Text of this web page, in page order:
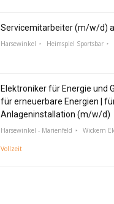
Servicemitarbeiter (m/w/d)
Harsewinkel Heimspiel Sportsbar
Elektroniker für Energie und
für erneuerbare Energien |
Anlageninstallation (m/w/d)
Harsewinkel - Marienfeld Wickern
Vollzeit